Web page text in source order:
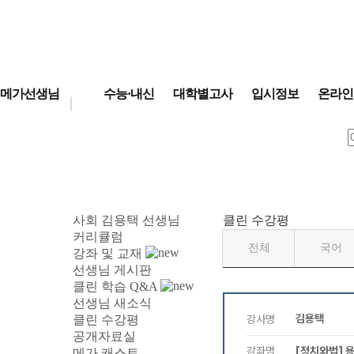
메가선생님 수능·내신 대학별고사 입시정보 온라
사회 김용택 선생님
커리큘럼
강좌 및 교재
선생님 게시판
클린 학습 Q&A
선생님 새소식
클린 수강평
공개자료실
클린 수강평
전체 국어